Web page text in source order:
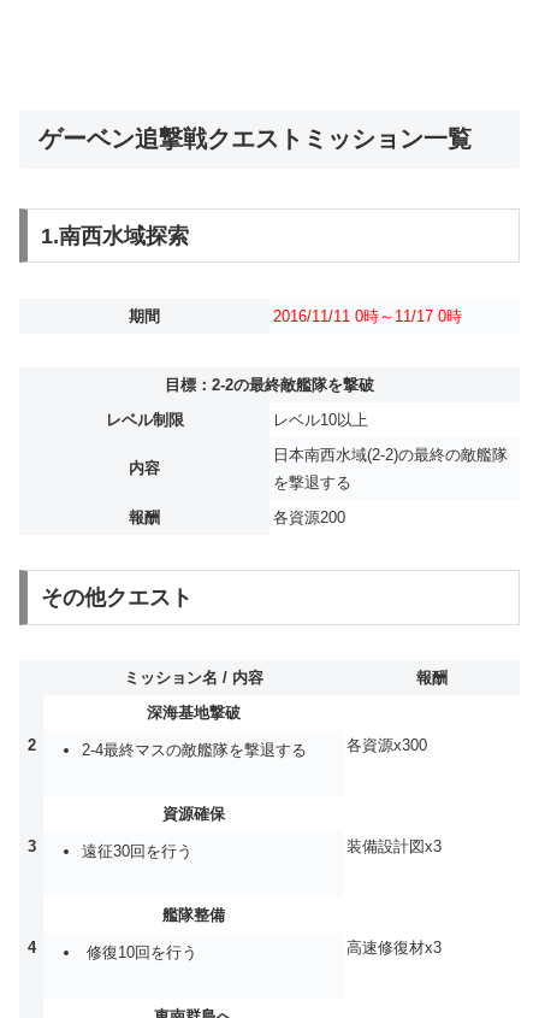
ゲーベン追撃戦クエストミッション一覧
1.南西水域探索
期間 2016/11/11 0時～11/17 0時
目標：2-2の最終敵艦隊を撃破
レベル制限
レベル10以上
内容
日本南西水域(2-2)の最終の敵艦隊
を撃退する
報酬
各資源200
その他クエスト
ミッション名 / 内容 報酬
2
深海基地撃破
各資源x300
2-4最終マスの敵艦隊を撃退する
3
資源確保
装備設計図x3
遠征30回を行う
4
艦隊整備
高速修復材x3
修復10回を行う